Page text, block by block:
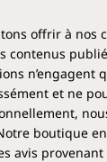
offrir à nos
n’engagent
et ne
boutique
avis